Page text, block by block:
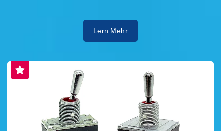
In Bezug auf soziale Verantwortung betont
DAILYWELL die Mitarbeiterfürsorge,
Löhne, das Recht auf Vereinigungsfreiheit und
Arbeitssicherheit, unterstützt durch umfassende
Richtlinien zur sozialen
Unternehmensverantwortung. Das Unternehmen
besteht darauf, keine Konfliktmineralien zu
verwenden, und verlangt von den Lieferanten,
Lern Mehr